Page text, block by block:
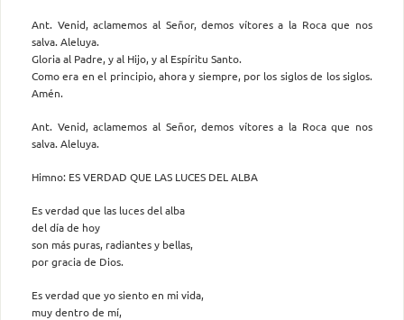
Ant. Venid, aclamemos al Señor, demos vítores a la Roca que nos
salva. Aleluya.
Gloria al Padre, y al Hijo, y al Espíritu Santo.
Como era en el principio, ahora y siempre, por los siglos de los siglos.
Amén.
Ant. Venid, aclamemos al Señor, demos vítores a la Roca que nos
salva. Aleluya.
Himno: ES VERDAD QUE LAS LUCES DEL ALBA
Es verdad que las luces del alba
del día de hoy
son más puras, radiantes y bellas,
por gracia de Dios.
Es verdad que yo siento en mi vida,
muy dentro de mí,